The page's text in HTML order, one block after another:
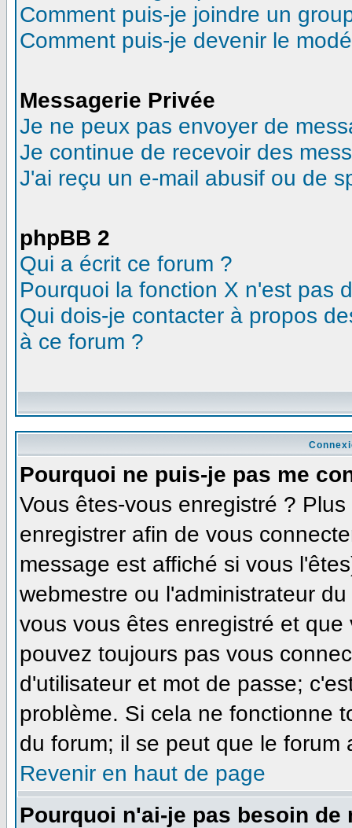
Comment puis-je joindre un
Comment puis-je devenir le
Messagerie Privée
Je ne peux pas envoyer de
Je continue de recevoir des
J'ai reçu un e-mail abusif ou de
phpBB 2
Qui a écrit ce forum ?
Pourquoi la fonction X n'est pas
Qui dois-je contacter à propos
à ce forum ?
Pourquoi ne puis-je pas me
Vous êtes-vous enregistré ?
enregistrer afin de vous
message est affiché si vous
webmestre ou l'administrateur
vous vous êtes enregistré et
pouvez toujours pas vous
d'utilisateur et mot de passe;
problème. Si cela ne fonctionne
du forum; il se peut que le forum
Revenir en haut de page
Pourquoi n'ai-je pas besoin de